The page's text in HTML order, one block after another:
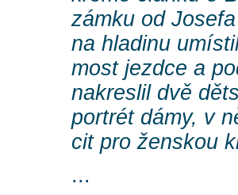
zámku od
na hladinu
most jezdce a
nakreslil dvě
portrét dámy, v
cit pro ženskou
...